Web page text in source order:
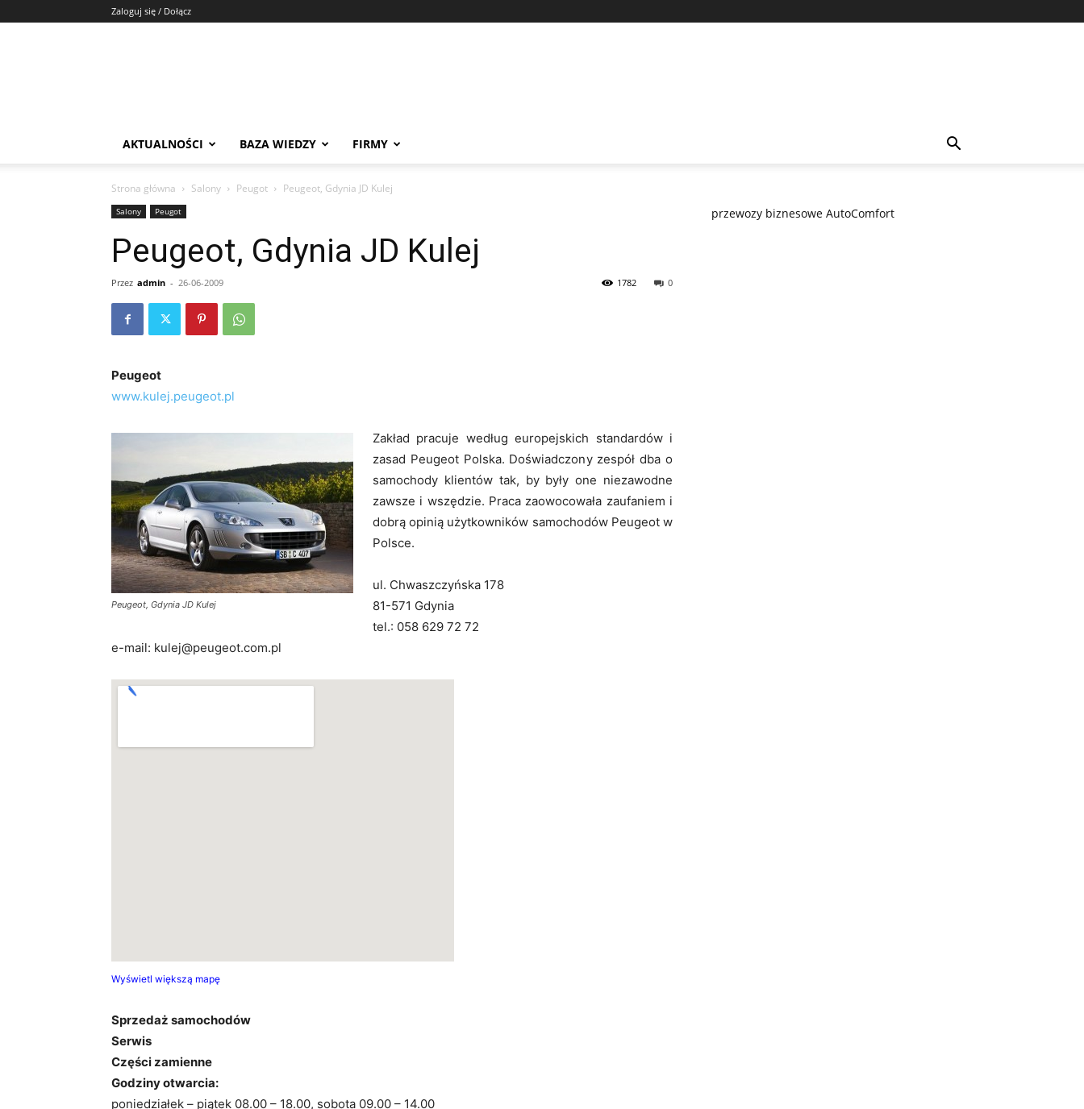
Zaloguj się / Dołącz
AKTUALNOŚCI BAZA WIEDZY FIRMY
Strona główna Salony Peugot Peugeot, Gdynia JD Kulej
Salony Peugot
Peugeot, Gdynia JD Kulej
Przez admin - 26-06-2009 0
1782
Peugeot
www.kulej.peugeot.pl
Peugeot, Gdynia JD Kulej
Zakład pracuje według europejskich standardów i
zasad Peugeot Polska. Doświadczony zespół dba o
samochody klientów tak, by były one niezawodne
zawsze i wszędzie. Praca zaowocowała zaufaniem i
dobrą opinią użytkowników samochodów Peugeot w
Polsce.
ul. Chwaszczyńska 178
81-571 Gdynia
tel.: 058 629 72 72
e-mail: kulej@peugeot.com.pl
Wyświetl większą mapę
Sprzedaż samochodów
Serwis
Części zamienne
Godziny otwarcia:
poniedziałek – piątek 08.00 – 18.00, sobota 09.00 – 14.00
przewozy biznesowe AutoComfort